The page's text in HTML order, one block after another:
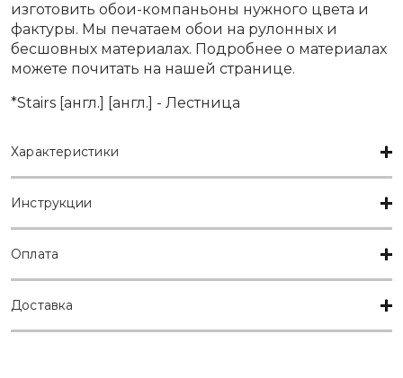
изготовить обои-компаньоны нужного цвета и
фактуры. Мы печатаем обои на рулонных и
бесшовных материалах. Подробнее о материалах
можете почитать на нашей странице.
*Stairs [англ.] [англ.] - Лестница
Характеристики
Инструкции
Оплата
Доставка